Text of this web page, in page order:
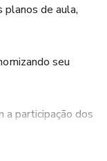
planos de aula,
seu
participação dos